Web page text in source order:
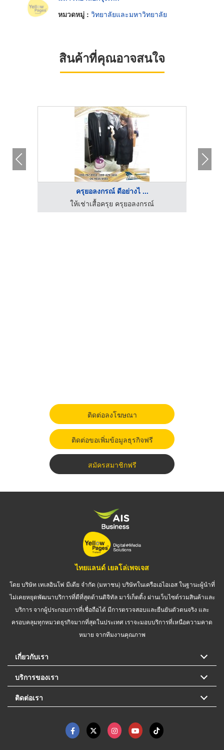
หมวดหมู่ : วิทยาลัยและมหาวิทยาลัย
สินค้าที่คุณอาจสนใจ
ครุยอลงกรณ์ ดีอย่างไ ...
ให้เช่าเสื้อครุย ครุยอลงกรณ์
ติดต่อลงโฆษณา
ติดต่อขอเพิ่มข้อมูลธุรกิจฟรี
สมัครสมาชิกฟรี
ไทยแลนด์ เยลโล่เพจเจส
โดย บริษัท เทเลอินโฟ มีเดีย จำกัด (มหาชน) บริษัทในเครือเอไอเอส ในฐานะผู้นำที่
ไม่เคยหยุดพัฒนาบริการที่ดีที่สุดด้านดิจิทัล มาร์เก็ตติ้ง ผ่านเว็บไซต์รวมสินค้าและ
บริการ จากผู้ประกอบการที่เชื่อถือได้ มีการตรวจสอบและยืนยันตัวตนจริง และ
ครอบคลุมทุกหมวดธุรกิจมากที่สุดในประเทศ เราจะมอบบริการที่เหนือความคาด
หมาย จากทีมงานคุณภาพ
เกี่ยวกับเรา
บริการของเรา
ติดต่อเรา